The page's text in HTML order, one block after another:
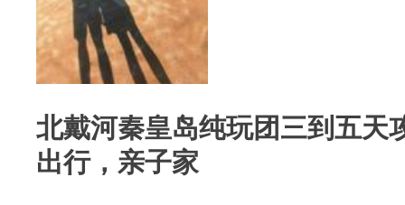
北戴河秦皇岛纯玩团三到五天
出行，亲子家